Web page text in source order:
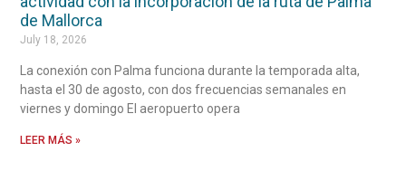
de Mallorca
July 18, 2026
La conexión con Palma funciona durante la temporada alta,
hasta el 30 de agosto, con dos frecuencias semanales en
viernes y domingo El aeropuerto opera
LEER MÁS »